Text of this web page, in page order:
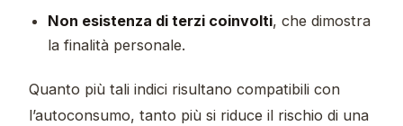
Non esistenza di terzi coinvolti, che dimostra
la finalità personale.
Quanto più tali indici risultano compatibili con
l’autoconsumo, tanto più si riduce il rischio di una